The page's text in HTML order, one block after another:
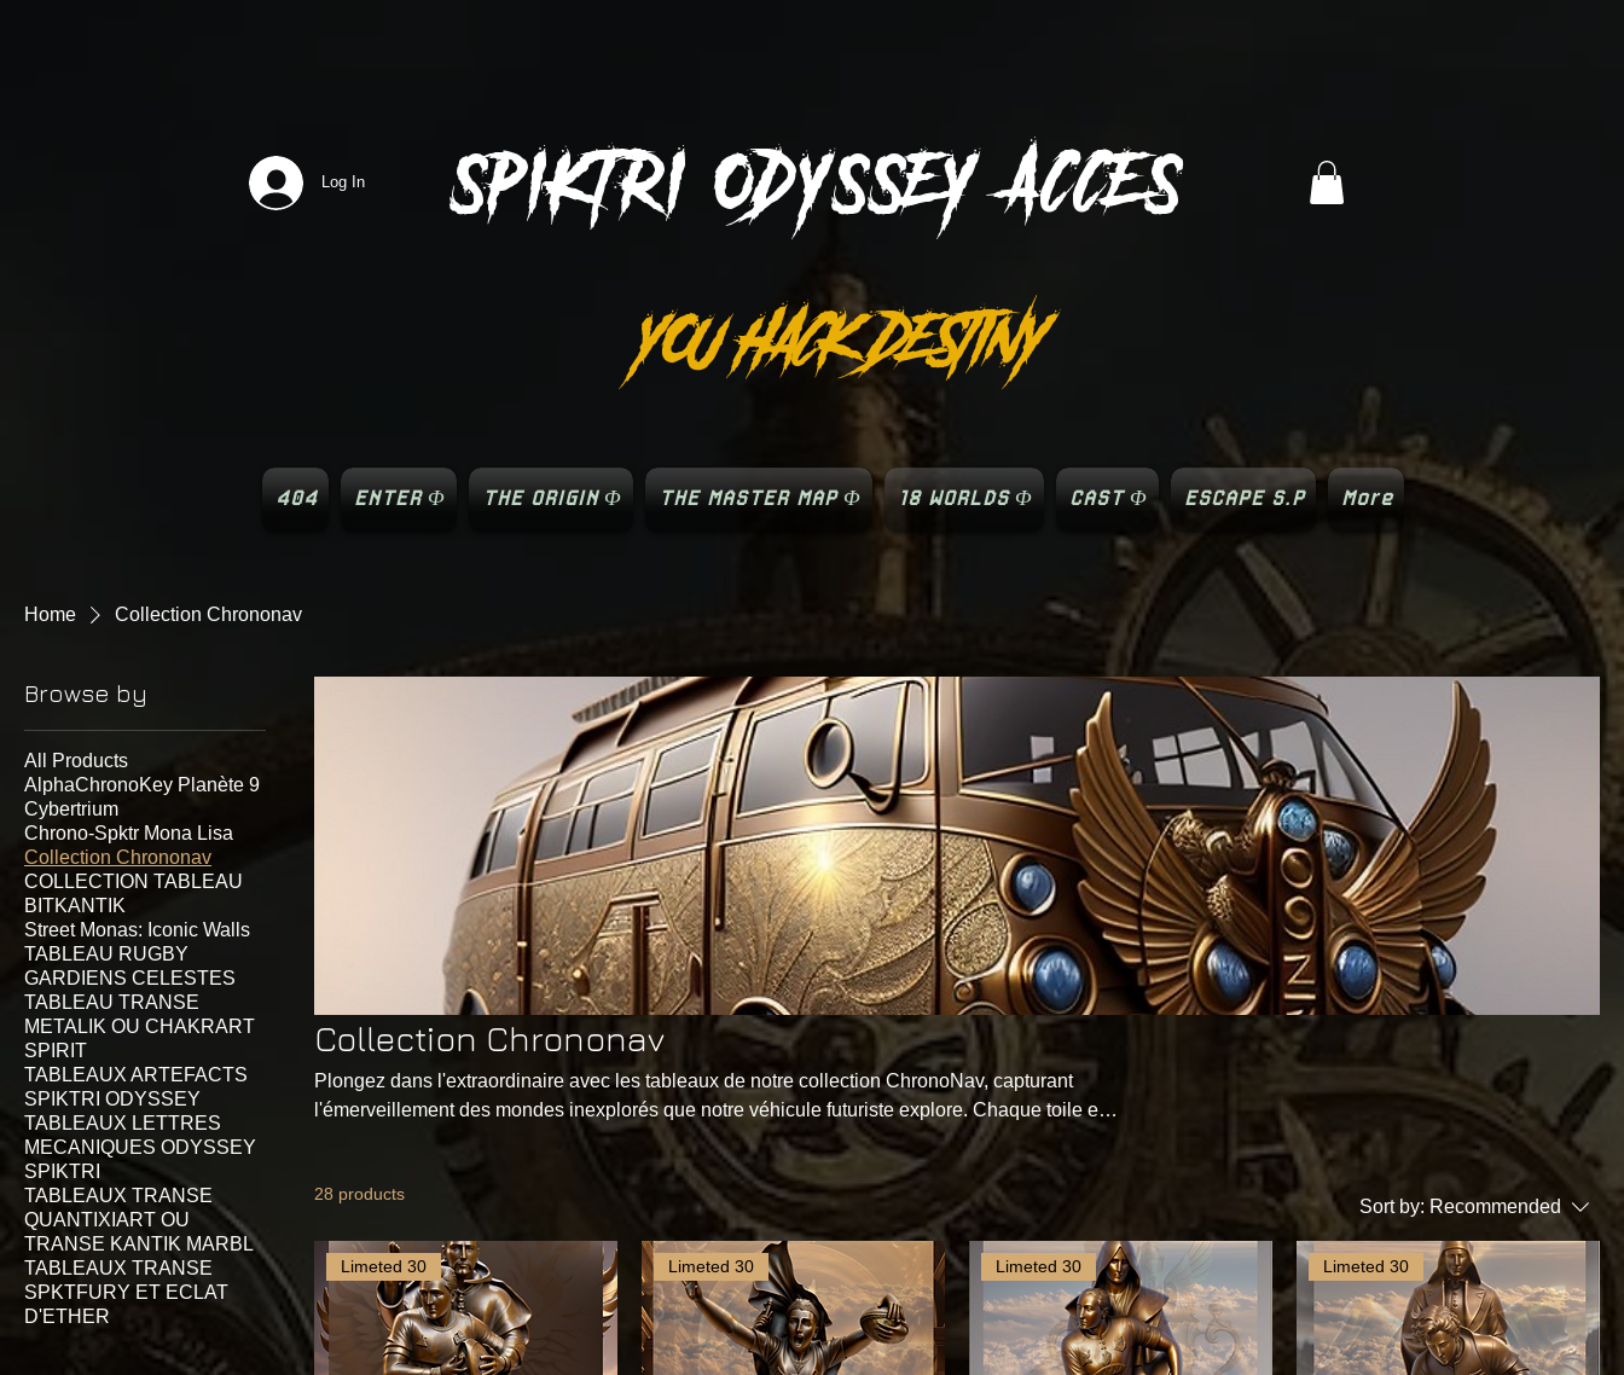
SPIKTRIODYSSEY ACCES
Log In
YOU HACK DESTINY
404 ENTER Φ THE ORIGIN Φ THE MASTER MAP Φ 18 WORLDS Φ CAST Φ ESCAPE S.P More
Home Collection Chrononav
Browse by
All Products
AlphaChronoKey Planète 9
Cybertrium
Chrono-Spktr Mona Lisa
Collection Chrononav
COLLECTION TABLEAU
BITKANTIK
Street Monas: Iconic Walls
TABLEAU RUGBY
GARDIENS CELESTES
TABLEAU TRANSE
METALIK OU CHAKRART
SPIRIT
TABLEAUX ARTEFACTS
SPIKTRI ODYSSEY
TABLEAUX LETTRES
MECANIQUES ODYSSEY
SPIKTRI
TABLEAUX TRANSE
QUANTIXIART OU
TRANSE KANTIK MARBL
TABLEAUX TRANSE
SPKTFURY ET ECLAT
D'ETHER
Collection Chrononav
Plongez dans l'extraordinaire avec les tableaux de notre collection ChronoNav, capturant
l'émerveillement des mondes inexplorés que notre véhicule futuriste explore. Chaque toile est
une fenêtre vers l'inconnu, un portail visuel vers des aventures temporelles inoubliables. En
acquérant l'une de ces œuvres exceptionnelles, vous faites bien plus que décorer votre espace
; vous investissez dans un morceau d'exploration, d'imagination et de découverte. Ces
tableaux ne sont pas simplement des œuvres d'art, ce sont des portes ouvertes vers des
réalités alternatives et des horizons infinis. Laissez l
28 products
Sort by: Recommended
Limeted 30 Limeted 30 Limeted 30 Limeted 30